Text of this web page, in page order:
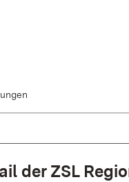
der ZSL